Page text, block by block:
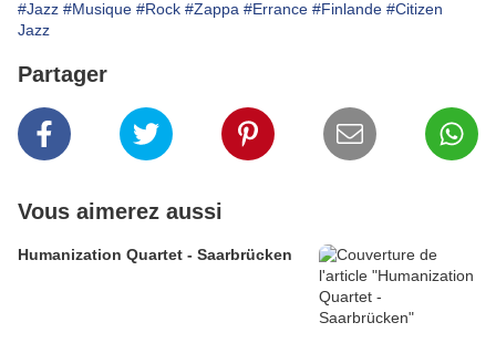
#Jazz #Musique #Rock #Zappa #Errance #Finlande #Citizen
Jazz
Partager
Vous aimerez aussi
Humanization Quartet - Saarbrücken